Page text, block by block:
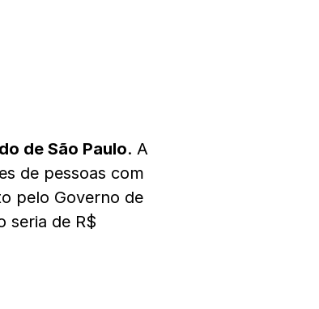
de São Paulo. A
de pessoas com
pelo Governo de
seria de R$